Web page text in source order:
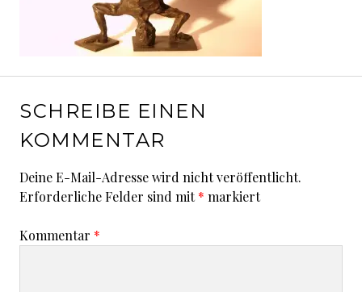
SCHREIBE EINEN
KOMMENTAR
Deine E-Mail-Adresse wird nicht veröffentlicht.
Erforderliche Felder sind mit* markiert
Kommentar *